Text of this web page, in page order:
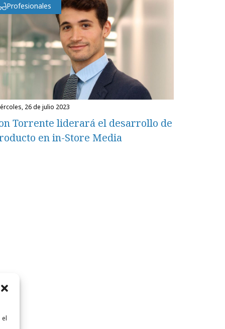
el
Profesionales
26 de julio 2023
Torrente liderará el desarrollo de
en in-Store Media